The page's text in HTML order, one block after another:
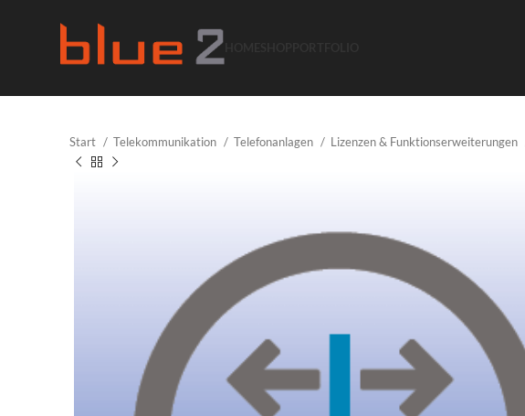
Start Telekommunikation Telefonanlagen Lizenzen & Funktionserweiterungen